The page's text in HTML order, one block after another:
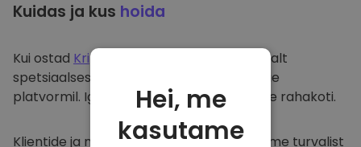
Kuidas ja kus hoida
Kui ostad Kriptomat
, kanname selle sujuvalt
spetsiaalsesse ja turvalisse rahakotti meie
platvormil. Iga kasutaja saab individuaalse rahakoti.
Klientide ja nende raha kaitsmiseks pakume turvalist
Hei, me
kasutame